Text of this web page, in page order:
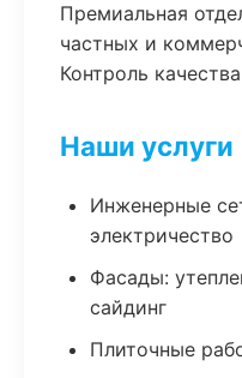
Премиальная
частных и
Контроль
Наши услуги
Инженерные
электричество
Фасады:
сайдинг
Плиточные